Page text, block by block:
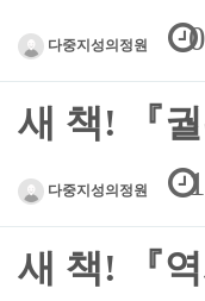
다중지성의정원
새 책! 『
다중지성의정원
새 책! 『